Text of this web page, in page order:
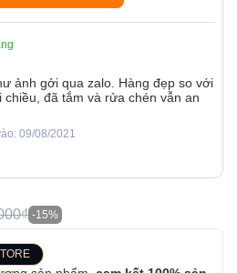
ảnh gởi qua zalo. Hàng đẹp so với
đã tắm và rửa chén vẫn an
09/08/2021
-15%